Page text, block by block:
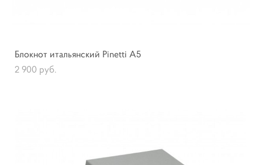
Блокнот итальянский Pinetti А5
2 900 pуб.